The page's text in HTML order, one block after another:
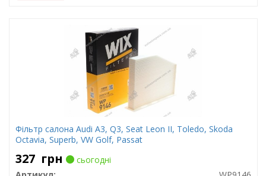
Фільтр салона Audi A3, Q3, Seat Leon II, Toledo, Skoda
Octavia, Superb, VW Golf, Passat
327 грн
сьогодні